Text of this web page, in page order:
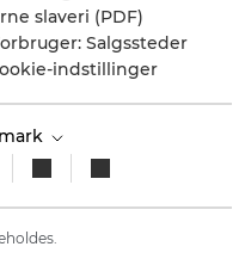
slaveri (PDF)
Salgssteder
indstillinger